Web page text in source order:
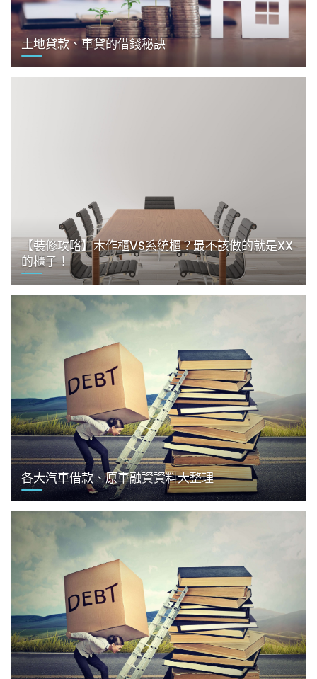
土地貸款、車貸的借錢秘訣
【裝修攻略】木作櫃VS系統櫃？最不該做的就是XX
的櫃子！
各大汽車借款、原車融資資料大整理